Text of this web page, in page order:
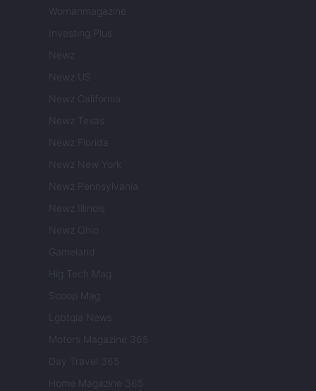
Womanmagazine
Investing Plus
Newz
Newz US
Newz California
Newz Texas
Newz Florida
Newz New York
Newz Pennsylvania
Newz Illinois
Newz Ohio
Gameland
Hig Tech Mag
Scoop Mag
Lgbtqia News
Motors Magazine 365
Day Travel 365
Home Magazine 365